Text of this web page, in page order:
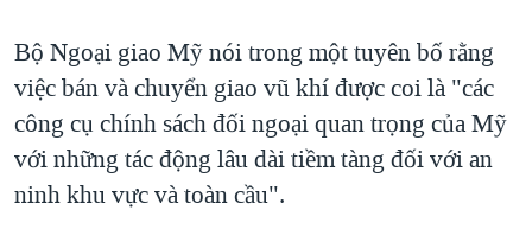
Bộ Ngoại giao Mỹ nói trong một tuyên bố rằng
việc bán và chuyển giao vũ khí được coi là "các
công cụ chính sách đối ngoại quan trọng của Mỹ
với những tác động lâu dài tiềm tàng đối với an
ninh khu vực và toàn cầu".